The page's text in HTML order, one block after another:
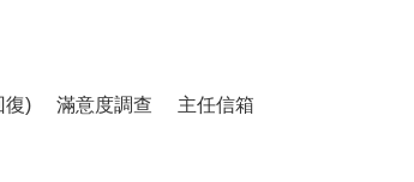
復) 滿意度調查 主任信箱